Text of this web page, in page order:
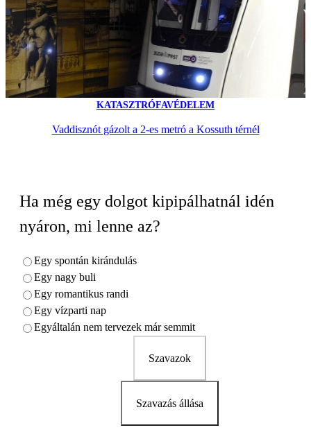
KATASZTRÓFAVÉDELEM
Vaddisznót gázolt a 2-es metró a Kossuth térnél
Ha még egy dolgot kipipálhatnál idén
nyáron, mi lenne az?
Egy spontán kirándulás
Egy nagy buli
Egy romantikus randi
Egy vízparti nap
Egyáltalán nem tervezek már semmit
Szavazok
Szavazás állása